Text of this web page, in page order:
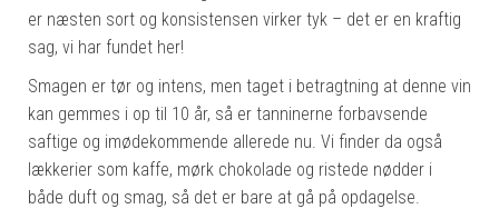
er næsten sort og konsistensen virker tyk – det er en kraftig
sag, vi har fundet her!
Smagen er tør og intens, men taget i betragtning at denne vin
kan gemmes i op til 10 år, så er tanninerne forbavsende
saftige og imødekommende allerede nu. Vi finder da også
lækkerier som kaffe, mørk chokolade og ristede nødder i
både duft og smag, så det er bare at gå på opdagelse.